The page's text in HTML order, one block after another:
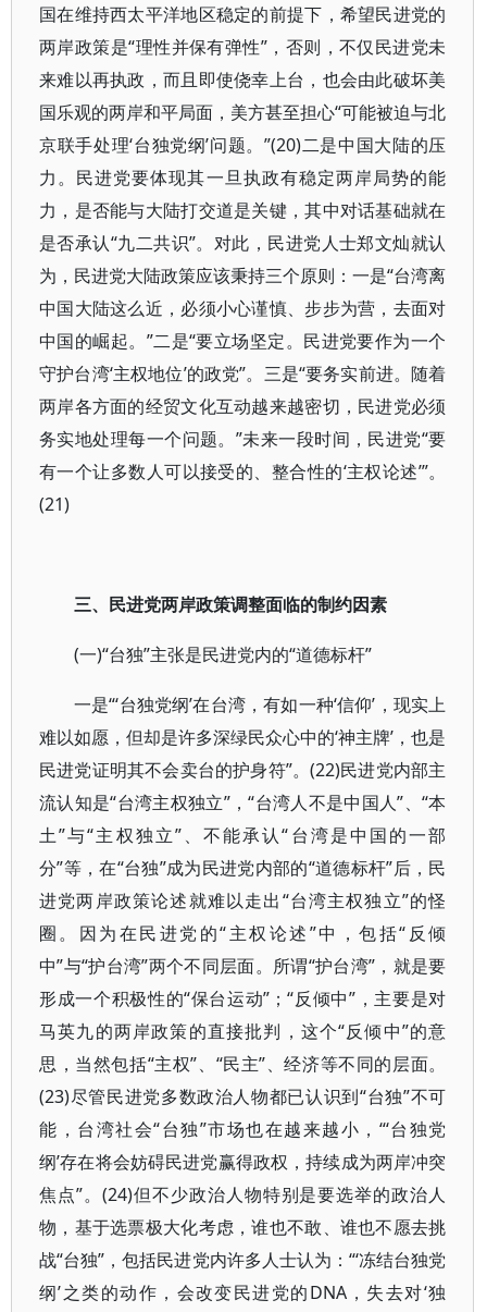
国在维持西太平洋地区稳定的前提下，希望民进党的
两岸政策是“理性并保有弹性”，否则，不仅民进党未
来难以再执政，而且即使侥幸上台，也会由此破坏美
国乐观的两岸和平局面，美方甚至担心“可能被迫与北
京联手处理‘台独党纲’问题。”(20)二是中国大陆的压
力。民进党要体现其一旦执政有稳定两岸局势的能
力，是否能与大陆打交道是关键，其中对话基础就在
是否承认“九二共识”。对此，民进党人士郑文灿就认
为，民进党大陆政策应该秉持三个原则：一是“台湾离
中国大陆这么近，必须小心谨慎、步步为营，去面对
中国的崛起。”二是“要立场坚定。民进党要作为一个
守护台湾‘主权地位’的政党”。三是“要务实前进。随着
两岸各方面的经贸文化互动越来越密切，民进党必须
务实地处理每一个问题。”未来一段时间，民进党“要
有一个让多数人可以接受的、整合性的‘主权论述’”。
(21)
三、民进党两岸政策调整面临的制约因素
(一)“台独”主张是民进党内的“道德标杆”
一是“‘台独党纲’在台湾，有如一种‘信仰’，现实上
难以如愿，但却是许多深绿民众心中的‘神主牌’，也是
民进党证明其不会卖台的护身符”。(22)民进党内部主
流认知是“台湾主权独立”，“台湾人不是中国人”、“本
土”与“主权独立”、不能承认“台湾是中国的一部
分”等，在“台独”成为民进党内部的“道德标杆”后，民
进党两岸政策论述就难以走出“台湾主权独立”的怪
圈。因为在民进党的“主权论述”中，包括“反倾
中”与“护台湾”两个不同层面。所谓“护台湾”，就是要
形成一个积极性的“保台运动”；“反倾中”，主要是对
马英九的两岸政策的直接批判，这个“反倾中”的意
思，当然包括“主权”、“民主”、经济等不同的层面。
(23)尽管民进党多数政治人物都已认识到“台独”不可
能，台湾社会“台独”市场也在越来越小，“‘台独党
纲’存在将会妨碍民进党赢得政权，持续成为两岸冲突
焦点”。(24)但不少政治人物特别是要选举的政治人
物，基于选票极大化考虑，谁也不敢、谁也不愿去挑
战“台独”，包括民进党内许多人士认为：“‘冻结台独党
纲’之类的动作，会改变民进党的DNA，失去对‘独